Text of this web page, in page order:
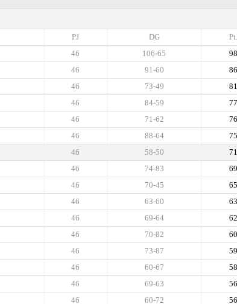
Pt.
DG
PJ
98
106-65
46
86
91-60
46
81
73-49
46
77
84-59
46
76
71-62
46
75
88-64
46
71
58-50
46
69
74-83
46
65
70-45
46
63
63-60
46
62
69-64
46
60
70-82
46
59
73-87
46
58
60-67
46
56
69-63
46
56
60-72
46